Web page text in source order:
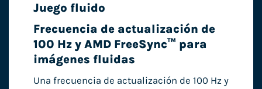
Juego fluido
Frecuencia de actualización de
100 Hz y AMD FreeSync™ para
imágenes fluidas
Una frecuencia de actualización de 100 Hz y